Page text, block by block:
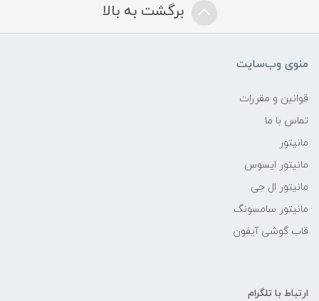
برگشت به بالا
منوی وب‌سایت
قوانین و مقررات
تماس با ما
مانیتور
مانیتور ایسوس
مانیتور ال جی
مانیتور سامسونگ
قاب گوشی آیفون
ارتباط با تلگرام